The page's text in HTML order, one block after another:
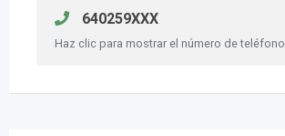
640259XXX
Haz clic para mostrar el número de teléfono